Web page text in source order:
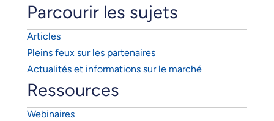
Parcourir les sujets
Articles
Pleins feux sur les partenaires
Actualités et informations sur le marché
Ressources
Webinaires